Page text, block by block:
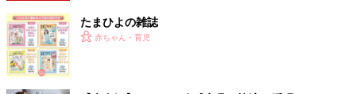
たまひよの雑誌
赤ちゃん・育児